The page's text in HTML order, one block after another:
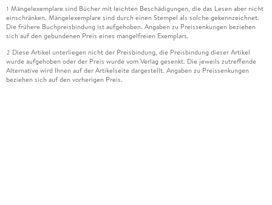
1 Mängelexemplare sind Bücher mit leichten Beschädigungen, die das Lesen aber nicht
einschränken. Mängelexemplare sind durch einen Stempel als solche gekennzeichnet.
Die frühere Buchpreisbindung ist aufgehoben. Angaben zu Preissenkungen beziehen
sich auf den gebundenen Preis eines mangelfreien Exemplars.
2 Diese Artikel unterliegen nicht der Preisbindung, die Preisbindung dieser Artikel
wurde aufgehoben oder der Preis wurde vom Verlag gesenkt. Die jeweils zutreffende
Alternative wird Ihnen auf der Artikelseite dargestellt. Angaben zu Preissenkungen
beziehen sich auf den vorherigen Preis.